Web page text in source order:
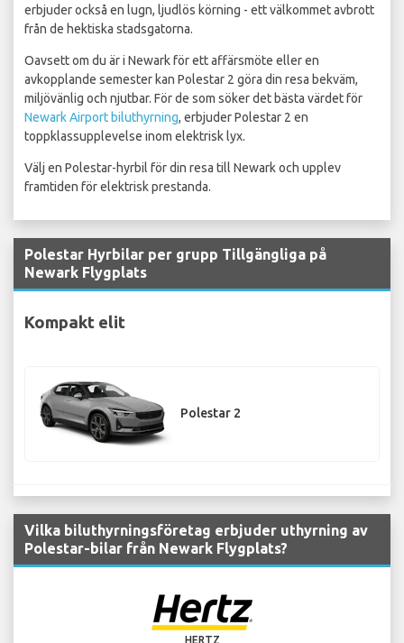
erbjuder också en lugn, ljudlös körning - ett välkommet avbrott
från de hektiska stadsgatorna.
Oavsett om du är i Newark för ett affärsmöte eller en
avkopplande semester kan Polestar 2 göra din resa bekväm,
miljövänlig och njutbar. För de som söker det bästa värdet för
Newark Airport biluthyrning, erbjuder Polestar 2 en
toppklassupplevelse inom elektrisk lyx.
Välj en Polestar-hyrbil för din resa till Newark och upplev
framtiden för elektrisk prestanda.
Polestar Hyrbilar per grupp Tillgängliga på
Newark Flygplats
Kompakt elit
Polestar 2
Vilka biluthyrningsföretag erbjuder uthyrning av
Polestar-bilar från Newark Flygplats?
HERTZ